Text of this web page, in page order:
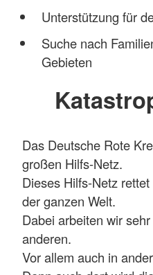
Unterstützung für
Suche nach
Gebieten
Das Deutsche Rote
großen Hilfs-Netz.
Dieses Hilfs-Netz
der ganzen Welt.
Dabei arbeiten wir
anderen.
Vor allem auch in